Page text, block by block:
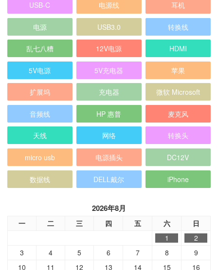
USB-C 电源线 耳机
电源 USB3.0 转换线
乱七八糟 12V电源 HDMI
5V电源 5V充电器 苹果
扩展坞 充电器 微软 Microsoft
音频线 HP 惠普 麦克风
天线 网络 转换头
micro usb 电源插头 DC12V
数据线 DELL戴尔 iPhone
2026年8月
一 二 三 四 五 六 日
1
2
3
4 5 6 7 8
9
10
11 12 13 14 15
16